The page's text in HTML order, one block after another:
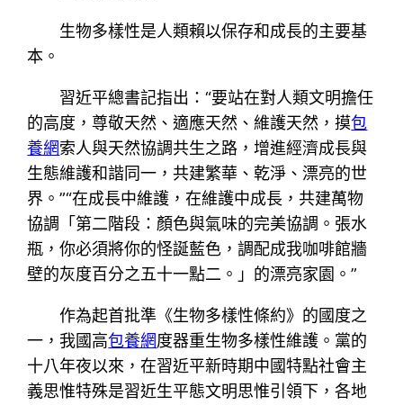
生物多樣性是人類賴以保存和成長的主要基
本。
習近平總書記指出：“要站在對人類文明擔任
的高度，尊敬天然、適應天然、維護天然，摸包
養網索人與天然協調共生之路，增進經濟成長與
生態維護和諧同一，共建繁華、乾淨、漂亮的世
界。”“在成長中維護，在維護中成長，共建萬物
協調「第二階段：顏色與氣味的完美協調。張水
瓶，你必須將你的怪誕藍色，調配成我咖啡館牆
壁的灰度百分之五十一點二。」的漂亮家園。”
作為起首批準《生物多樣性條約》的國度之
一，我國高包養網度器重生物多樣性維護。黨的
十八年夜以來，在習近平新時期中國特點社會主
義思惟特殊是習近生平態文明思惟引領下，各地